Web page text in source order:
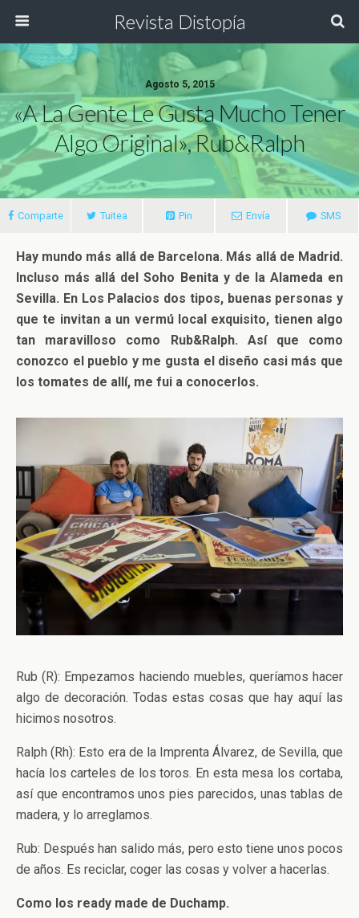
Revista Distopía
Agosto 5, 2015
«A La Gente Le Gusta Mucho Tener
Algo Original», Rub&Ralph
Comparte Tuitea Pin Envía SMS
Hay mundo más allá de Barcelona. Más allá de Madrid.
Incluso más allá del Soho Benita y de la Alameda en
Sevilla. En Los Palacios dos tipos, buenas personas y
que te invitan a un vermú local exquisito, tienen algo
tan maravilloso como Rub&Ralph. Así que como
conozco el pueblo y me gusta el diseño casi más que
los tomates de allí, me fui a conocerlos.
Rub (R): Empezamos haciendo muebles, queríamos hacer
algo de decoración. Todas estas cosas que hay aquí las
hicimos nosotros.
Ralph (Rh): Esto era de la Imprenta Álvarez, de Sevilla, que
hacía los carteles de los toros. En esta mesa los cortaba,
así que encontramos unos pies parecidos, unas tablas de
madera, y lo arreglamos.
Rub: Después han salido más, pero esto tiene unos pocos
de años. Es reciclar, coger las cosas y volver a hacerlas.
Como los ready made de Duchamp.